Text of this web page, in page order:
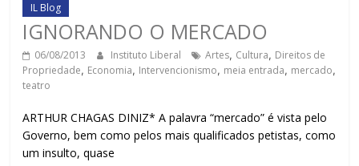
IL Blog
IGNORANDO O MERCADO
06/08/2013 Instituto Liberal Artes, Cultura, Direitos de
Propriedade, Economia, Intervencionismo, meia entrada, mercado,
teatro
ARTHUR CHAGAS DINIZ* A palavra “mercado” é vista pelo
Governo, bem como pelos mais qualificados petistas, como
um insulto, quase